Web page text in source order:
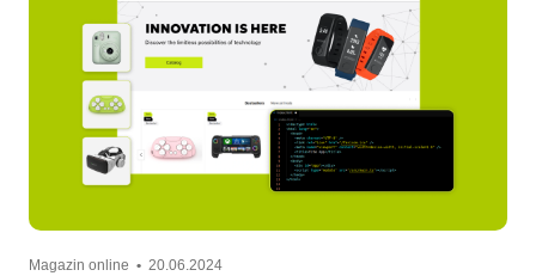
Magazin online • 20.06.2024